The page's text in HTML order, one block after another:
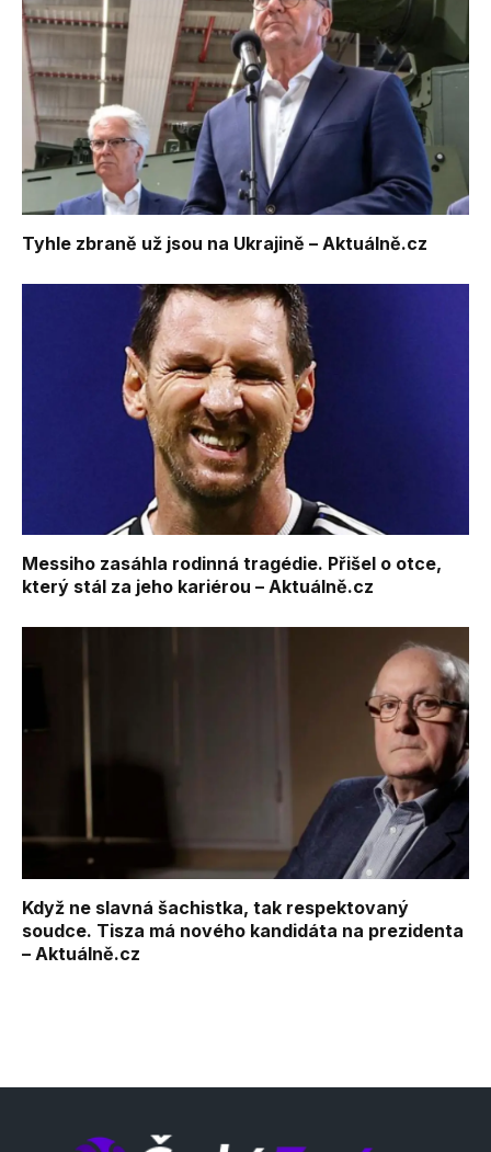
Tyhle zbraně už jsou na Ukrajině – Aktuálně.cz
Messiho zasáhla rodinná tragédie. Přišel o otce,
který stál za jeho kariérou – Aktuálně.cz
Když ne slavná šachistka, tak respektovaný
soudce. Tisza má nového kandidáta na prezidenta
– Aktuálně.cz